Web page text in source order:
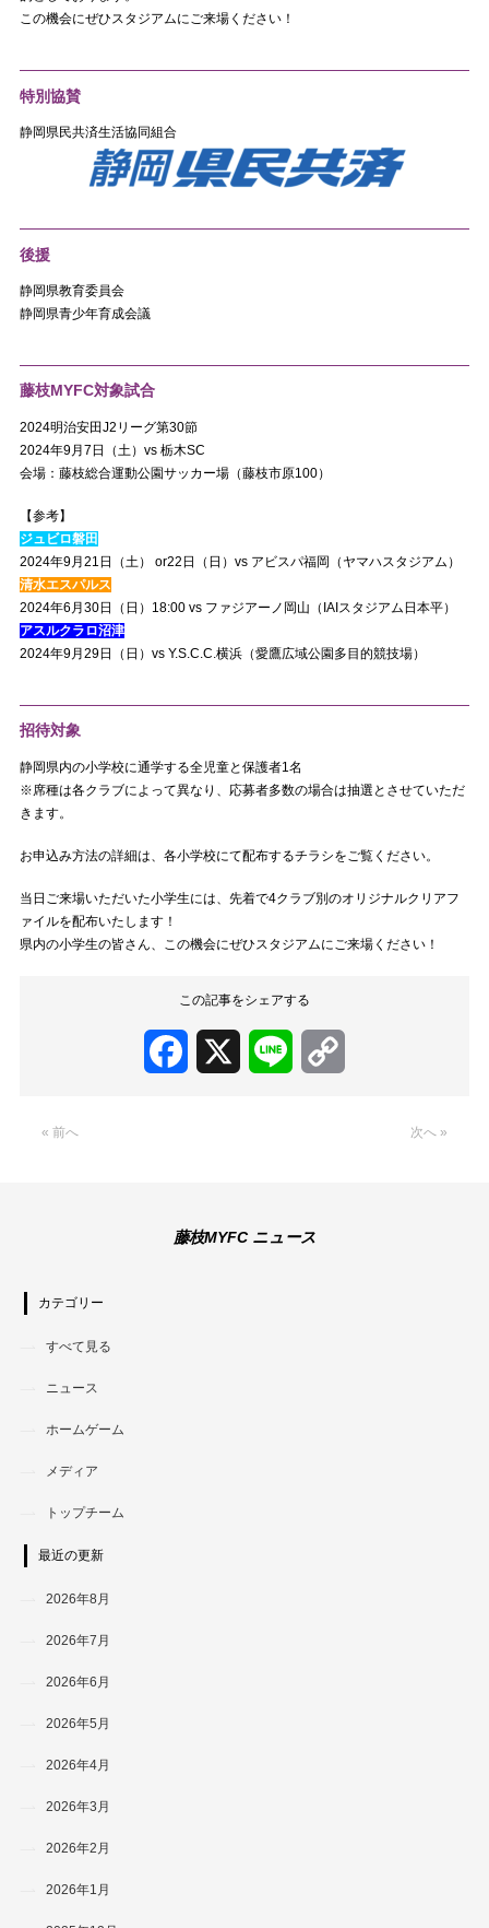
この機会にぜひスタジアムにご来場ください！
特別協賛
静岡県民共済生活協同組合
後援
静岡県教育委員会
静岡県青少年育成会議
藤枝MYFC対象試合
2024明治安田J2リーグ第30節
2024年9月7日（土）vs 栃木SC
会場：藤枝総合運動公園サッカー場（藤枝市原100）
【参考】
ジュビロ磐田
2024年9月21日（土） or22日（日）vs アビスパ福岡（ヤマハスタジアム）
清水エスパルス
2024年6月30日（日）18:00 vs ファジアーノ岡山（IAIスタジアム日本平）
アスルクラロ沼津
2024年9月29日（日）vs Y.S.C.C.横浜（愛鷹広域公園多目的競技場）
招待対象
静岡県内の小学校に通学する全児童と保護者1名
※席種は各クラブによって異なり、応募者多数の場合は抽選とさせていただ
きます。
お申込み方法の詳細は、各小学校にて配布するチラシをご覧ください。
当日ご来場いただいた小学生には、先着で4クラブ別のオリジナルクリアフ
ァイルを配布いたします！
県内の小学生の皆さん、この機会にぜひスタジアムにご来場ください！
この記事をシェアする
Facebook Line
« 前へ 次へ »
藤枝MYFC ニュース
カテゴリー
すべて見る
ニュース
ホームゲーム
メディア
トップチーム
最近の更新
2026年8月
2026年7月
2026年6月
2026年5月
2026年4月
2026年3月
2026年2月
2026年1月